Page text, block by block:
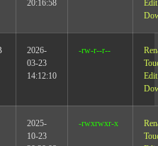
20:16:58
Edit
2026-
03-23
14:12:10
-rw-r--r--
Edit
2025-
10-23
-rwxrwxr-x